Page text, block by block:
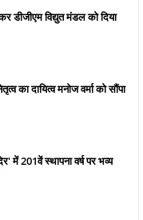
डीजीएम विद्युत मंडल को दिया
का दायित्व मनोज वर्मा को सौंपा
में 201वें स्थापना वर्ष पर भव्य